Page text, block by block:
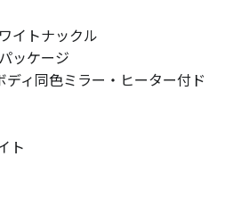
イトナックル
ッケージ
ディ同色ミラー・ヒーター付ド
ト